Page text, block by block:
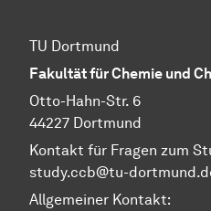
TU Dortmund
Fakultät für Chemie und
Otto-Hahn-Str. 6
44227 Dortmund
Kontakt für Fragen zum
study.ccb@tu-
Allgemeiner Kontakt: